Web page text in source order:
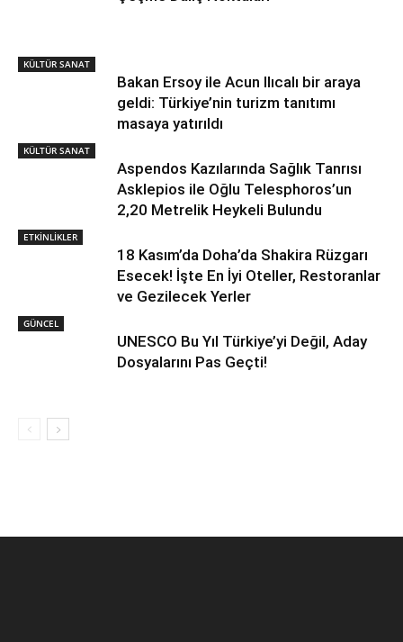
KÜLTÜR SANAT
Bakan Ersoy ile Acun Ilıcalı bir araya
geldi: Türkiye’nin turizm tanıtımı
masaya yatırıldı
KÜLTÜR SANAT
Aspendos Kazılarında Sağlık Tanrısı
Asklepios ile Oğlu Telesphoros’un
2,20 Metrelik Heykeli Bulundu
ETKİNLİKLER
18 Kasım’da Doha’da Shakira Rüzgarı
Esecek! İşte En İyi Oteller, Restoranlar
ve Gezilecek Yerler
GÜNCEL
UNESCO Bu Yıl Türkiye’yi Değil, Aday
Dosyalarını Pas Geçti!